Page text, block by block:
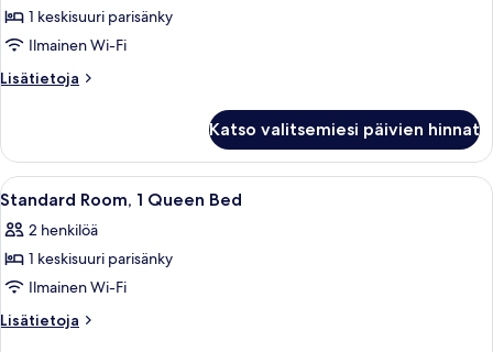
huone,
1
keskisuuri
parisänky
1 keskisuuri parisänky
Ilmainen Wi-Fi
Lisätietoja
Lisätietoja
1
keskisuuri
parisänky
Katso valitsemiesi päivien hinnat
Avaa
kaikki
huonetyypin
Standard
Room,
1
Hotellihuone, jossa on sänky, kaksi
6
Standard Room, 1 Queen Bed
2 henkilöä
1 keskisuuri parisänky
Ilmainen Wi-Fi
Lisätietoja
Lisätietoja